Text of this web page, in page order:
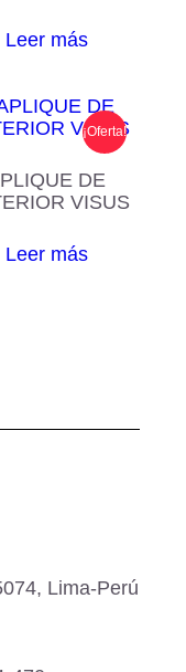
Leer más
¡Oferta!
DE
VISUS
Leer más
Lima-Perú